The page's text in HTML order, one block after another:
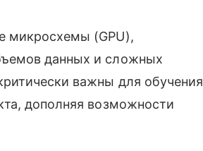
микросхемы (GPU),
данных и сложных
важны для обучения
дополняя возможности